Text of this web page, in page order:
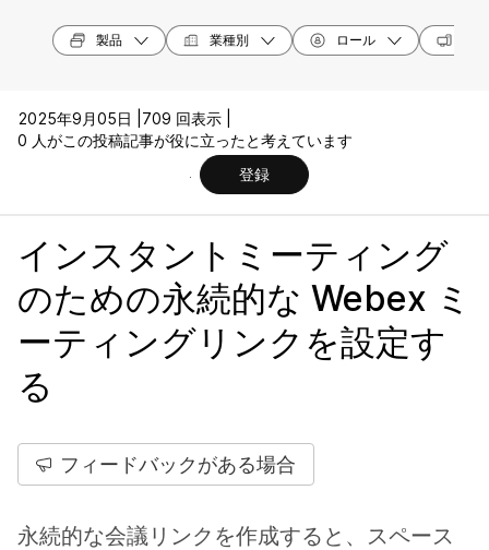
製品 業種別 ロール
2025年9月05日 | 709 回表示 |
0 人がこの投稿記事が役に立ったと考えています
登録
インスタントミーティング
のための永続的な Webex ミ
ーティングリンクを設定す
る
フィードバックがある場合
永続的な会議リンクを作成すると、スペース